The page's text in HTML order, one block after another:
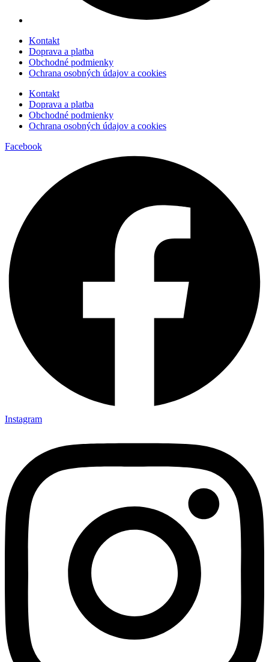
Kontakt
Doprava a platba
Obchodné podmienky
Ochrana osobných údajov a cookies
Kontakt
Doprava a platba
Obchodné podmienky
Ochrana osobných údajov a cookies
Facebook
Instagram